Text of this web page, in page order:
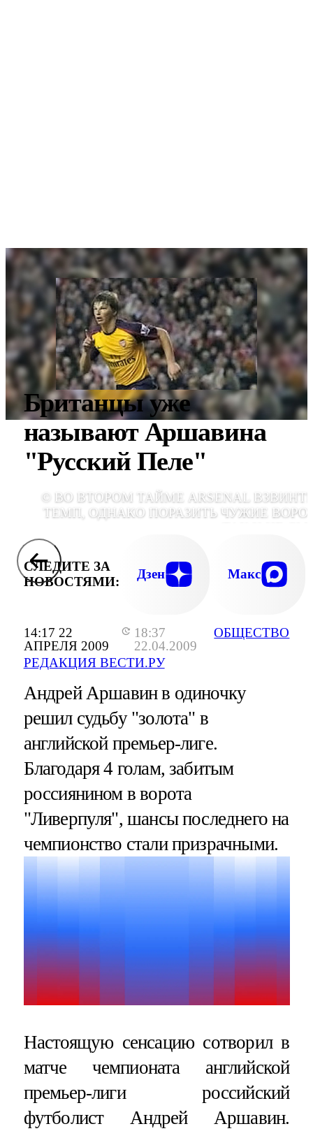
14:17 22
АПРЕЛЯ 2009
18:37
22.04.2009
РЕДАКЦИЯ ВЕСТИ.РУ
ОБЩЕСТВО
Британцы уже
называют Аршавина
"Русский Пеле"
© ВО ВТОРОМ ТАЙМЕ ARSENAL
ТЕМП, ОДНАКО ПОРАЗИТЬ ЧУЖИЕ
СЛЕДИТЕ ЗА
НОВОСТЯМИ:
Дзен Макс
Андрей Аршавин в одиночку
решил судьбу "золота" в
английской премьер-лиге.
Благодаря 4 голам, забитым
россиянином в ворота
"Ливерпуля", шансы последнего на
чемпионство стали призрачными.
Настоящую сенсацию сотворил в
матче чемпионата английской
премьер-лиги российский
футболист Андрей Аршавин.